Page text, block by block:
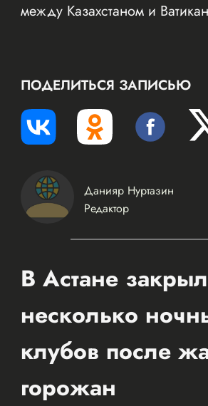
между Казахстаном и
ПОДЕЛИТЬСЯ ЗАПИСЬЮ
Данияр Нуртазин
Редактор
В Астане
несколько
клубов после
горожан